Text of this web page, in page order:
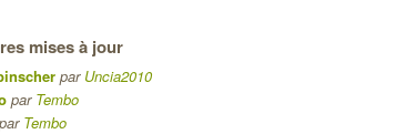
mises à jour
par Uncia2010
par Tembo
par Tembo